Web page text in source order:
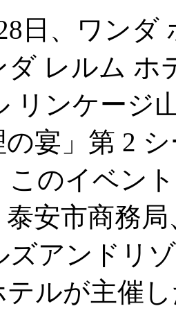
日、ワン
レルム ホ
リンケージ
の宴」第 2
このイベン
安市商務
ズアンドリ
ルが主催